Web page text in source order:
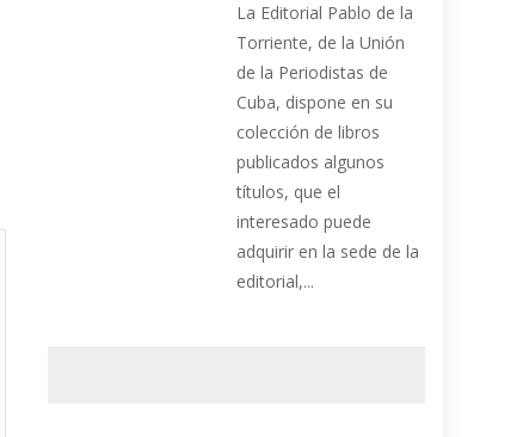
La Editorial Pablo de la
Torriente, de la Unión
de la Periodistas de
Cuba, dispone en su
colección de libros
publicados algunos
títulos, que el
interesado puede
adquirir en la sede de la
editorial,...